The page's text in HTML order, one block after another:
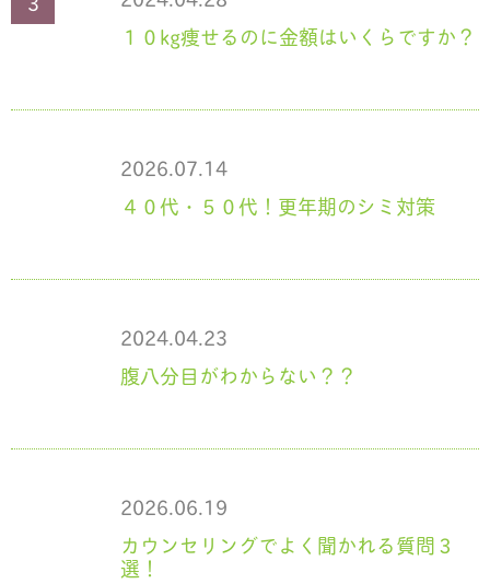
１０kg痩せるのに金額はいくらですか？
2026.07.14
４０代・５０代！更年期のシミ対策
2024.04.23
腹八分目がわからない？？
2026.06.19
カウンセリングでよく聞かれる質問３
選！